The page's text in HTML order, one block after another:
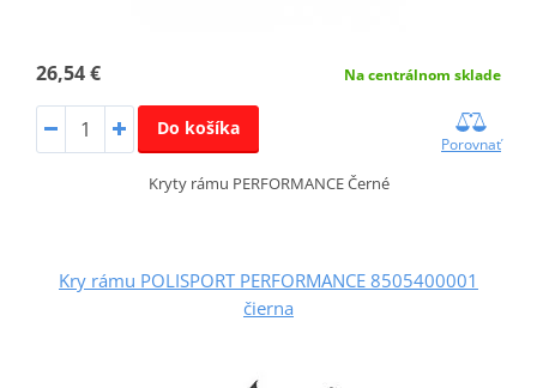
26,54 € Na centrálnom sklade
Do košíka
Porovnať
Kryty rámu PERFORMANCE Černé
Kry rámu POLISPORT PERFORMANCE 8505400001
čierna